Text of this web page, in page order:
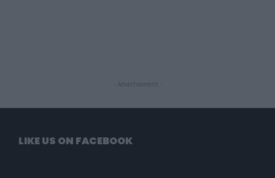
- Advertisement -
LIKE US ON FACEBOOK